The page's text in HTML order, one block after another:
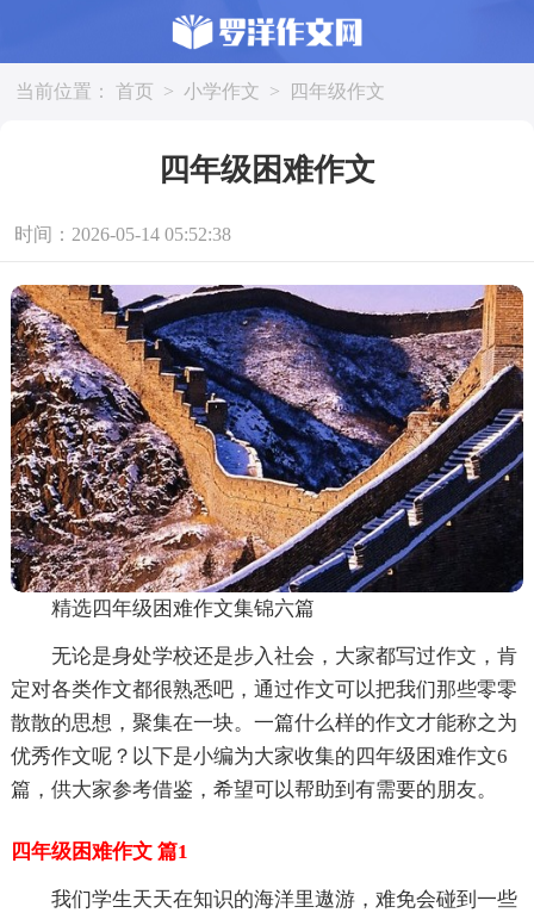
当前位置： 首页 > 小学作文 > 四年级作文
四年级困难作文
时间：2026-05-14 05:52:38
精选四年级困难作文集锦六篇
无论是身处学校还是步入社会，大家都写过作文，肯
定对各类作文都很熟悉吧，通过作文可以把我们那些零零
散散的思想，聚集在一块。一篇什么样的作文才能称之为
优秀作文呢？以下是小编为大家收集的四年级困难作文6
篇，供大家参考借鉴，希望可以帮助到有需要的朋友。
四年级困难作文 篇1
我们学生天天在知识的海洋里遨游，难免会碰到一些